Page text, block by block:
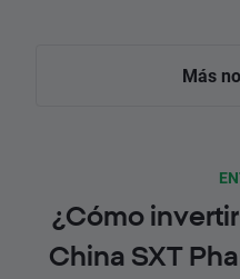
Más
¿Cómo
China SXT